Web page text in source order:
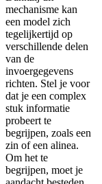
mechanisme kan
een model zich
tegelijkertijd op
verschillende delen
van de
invoergegevens
richten. Stel je voor
dat je een complex
stuk informatie
probeert te
begrijpen, zoals een
zin of een alinea.
Om het te
begrijpen, moet je